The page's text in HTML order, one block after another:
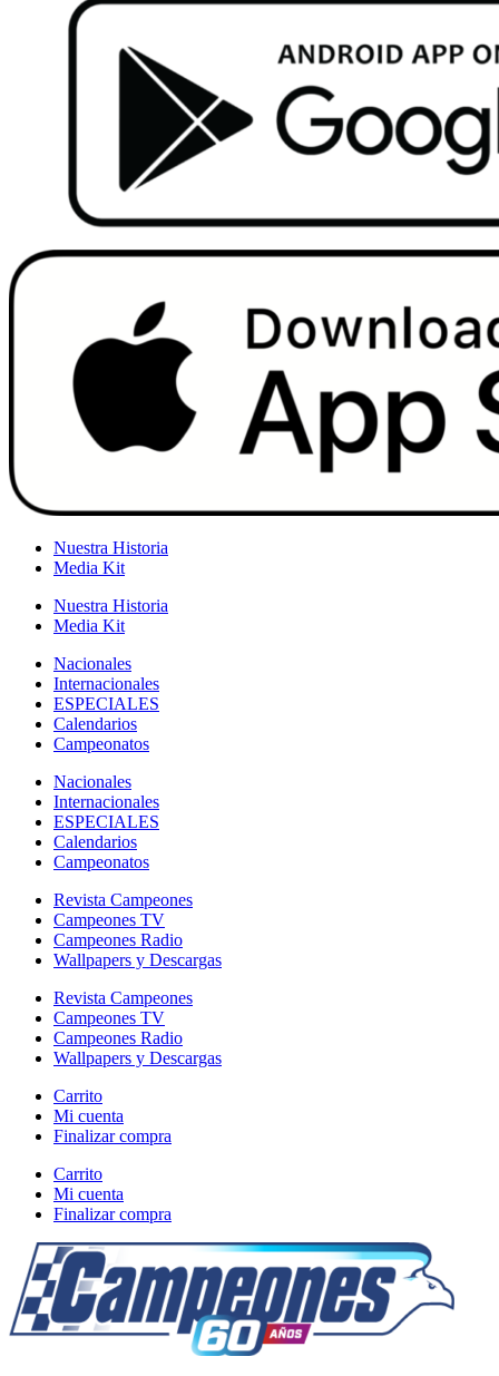
Nuestra Historia
Media Kit
Nuestra Historia
Media Kit
Nacionales
Internacionales
ESPECIALES
Calendarios
Campeonatos
Nacionales
Internacionales
ESPECIALES
Calendarios
Campeonatos
Revista Campeones
Campeones TV
Campeones Radio
Wallpapers y Descargas
Revista Campeones
Campeones TV
Campeones Radio
Wallpapers y Descargas
Carrito
Mi cuenta
Finalizar compra
Carrito
Mi cuenta
Finalizar compra